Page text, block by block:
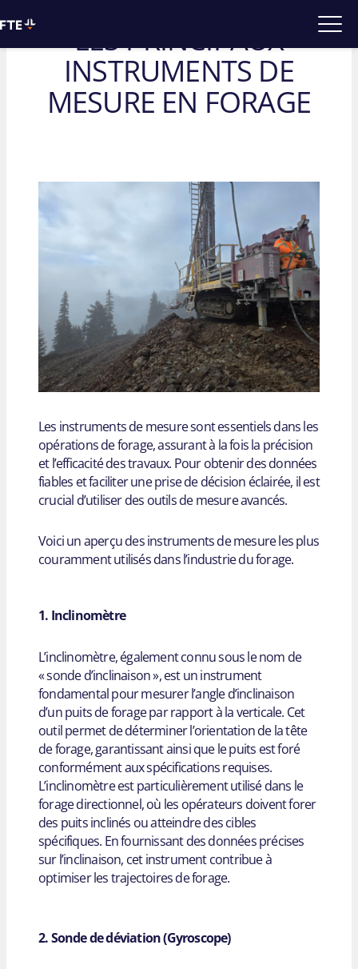
LES PRINCIPAUX
INSTRUMENTS DE
MESURE EN FORAGE
Les instruments de mesure sont essentiels dans les
opérations de forage, assurant à la fois la précision
et l’efficacité des travaux. Pour obtenir des données
fiables et faciliter une prise de décision éclairée, il est
crucial d’utiliser des outils de mesure avancés.
Voici un aperçu des instruments de mesure les plus
couramment utilisés dans l’industrie du forage.
1. Inclinomètre
L’inclinomètre, également connu sous le nom de
« sonde d’inclinaison », est un instrument
fondamental pour mesurer l’angle d’inclinaison
d’un puits de forage par rapport à la verticale. Cet
outil permet de déterminer l’orientation de la tête
de forage, garantissant ainsi que le puits est foré
conformément aux spécifications requises.
L’inclinomètre est particulièrement utilisé dans le
forage directionnel, où les opérateurs doivent forer
des puits inclinés ou atteindre des cibles
spécifiques. En fournissant des données précises
sur l’inclinaison, cet instrument contribue à
optimiser les trajectoires de forage.
2. Sonde de déviation (Gyroscope)